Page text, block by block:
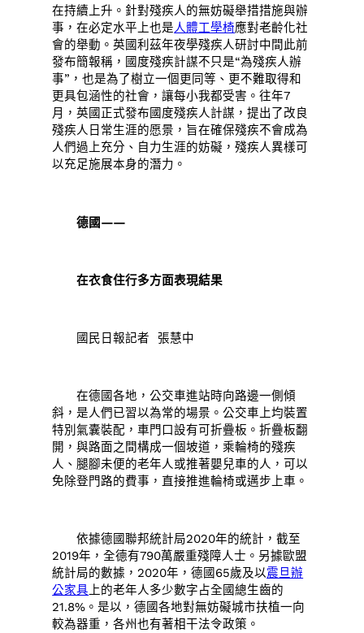
在持續上升。針對殘疾人的無妨礙舉措措施與辦
事，在必定水平上也是人體工學椅應對老齡化社
會的舉動。英國利茲年夜學殘疾人研討中間此前
發布簡報稱，國度殘疾計謀不只是“為殘疾人辦
事”，也是為了樹立一個更同等、更不難取得和
更具包涵性的社會，讓每小我都受害。往年7
月，英國正式發布國度殘疾人計謀，提出了改良
殘疾人日常生涯的愿景，旨在確保殘疾不會成為
人們過上充分、自力生涯的妨礙，殘疾人異樣可
以充足施展本身的潛力。
德國——
在衣食住行多方面表現結果
國民日報記者 張慧中
在德國各地，公交車進站時向路邊一側傾
斜，是人們已習以為常的場景。公交車上均裝置
特別氣囊裝配，車門口設有可折疊板。折疊板翻
開，與路面之間構成一個坡道，乘輪椅的殘疾
人、腿腳未便的老年人或推著嬰兒車的人，可以
免除登門路的費事，直接推進輪椅或邁步上車。
依據德國聯邦統計局2020年的統計，截至
2019年，全德有790萬嚴重殘障人士。另據歐盟
統計局的數據，2020年，德國65歲及以震旦辦
公家具 上的老年人多少數字占全國總生齒的
21.8%。是以，德國各地對無妨礙城市扶植一向
較為器重，各州也有著相干法令政策。